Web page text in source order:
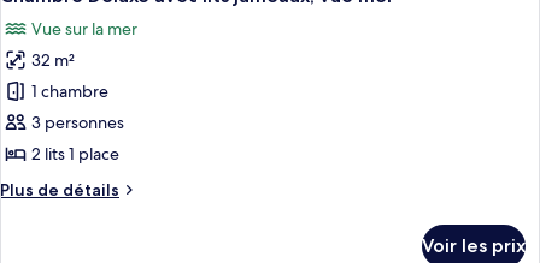
vue
jardin
Chambre
Deluxe
avec
lits
jumeaux,
vue
jardin
toutes
les
photos
pour
ce
type
chambre :
Vue sur la mer
32 m²
1 chambre
3 personnes
2 lits 1 place
Plus de détails
Plus
Voir les prix